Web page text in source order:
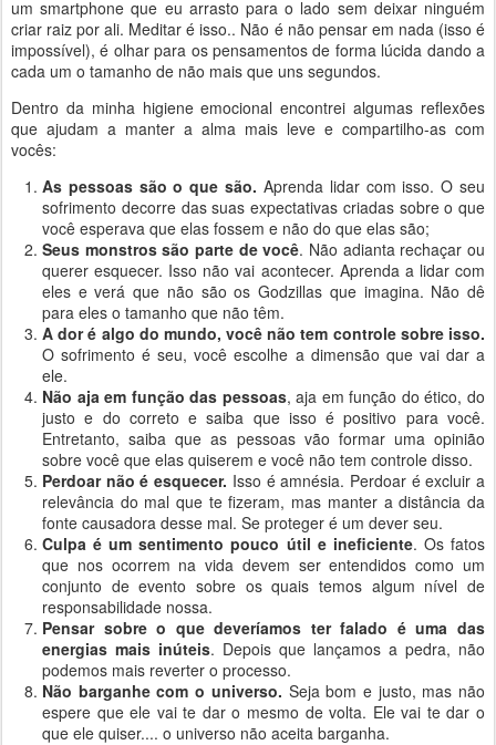
um smartphone que eu arrasto para o lado sem deixar ninguém
criar raiz por ali. Meditar é isso.. Não é não pensar em nada (isso é
impossível), é olhar para os pensamentos de forma lúcida dando a
cada um o tamanho de não mais que uns segundos.
Dentro da minha higiene emocional encontrei algumas reflexões
que ajudam a manter a alma mais leve e compartilho-as com
vocês:
As pessoas são o que são. Aprenda lidar com isso. O seu
sofrimento decorre das suas expectativas criadas sobre o que
você esperava que elas fossem e não do que elas são;
Seus monstros são parte de você. Não adianta rechaçar ou
querer esquecer. Isso não vai acontecer. Aprenda a lidar com
eles e verá que não são os Godzillas que imagina. Não dê
para eles o tamanho que não têm.
A dor é algo do mundo, você não tem controle sobre isso.
O sofrimento é seu, você escolhe a dimensão que vai dar a
ele.
Não aja em função das pessoas, aja em função do ético, do
justo e do correto e saiba que isso é positivo para você.
Entretanto, saiba que as pessoas vão formar uma opinião
sobre você que elas quiserem e você não tem controle disso.
Perdoar não é esquecer. Isso é amnésia. Perdoar é excluir a
relevância do mal que te fizeram, mas manter a distância da
fonte causadora desse mal. Se proteger é um dever seu.
Culpa é um sentimento pouco útil e ineficiente. Os fatos
que nos ocorrem na vida devem ser entendidos como um
conjunto de evento sobre os quais temos algum nível de
responsabilidade nossa.
Pensar sobre o que deveríamos ter falado é uma das
energias mais inúteis. Depois que lançamos a pedra, não
podemos mais reverter o processo.
Não barganhe com o universo. Seja bom e justo, mas não
espere que ele vai te dar o mesmo de volta. Ele vai te dar o
que ele quiser.... o universo não aceita barganha.